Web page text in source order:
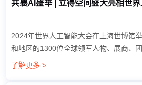
共襄AI盛举 | 立得空间盛大亮相世
2024年世界人工智能大会在上海世博馆
和地区的1300位全球领军人物、展商、
灵奖、菲尔兹奖、诺贝尔奖得主，88位国
了解更多 >